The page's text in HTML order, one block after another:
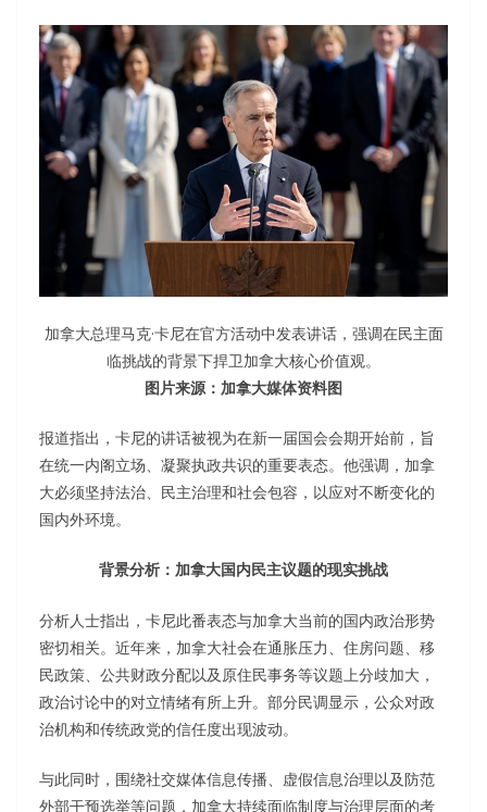
加拿大总理马克·卡尼在官方活动中发表讲话，强调在民主面
临挑战的背景下捍卫加拿大核心价值观。
图片来源：加拿大媒体资料图
报道指出，卡尼的讲话被视为在新一届国会会期开始前，旨
在统一内阁立场、凝聚执政共识的重要表态。他强调，加拿
大必须坚持法治、民主治理和社会包容，以应对不断变化的
国内外环境。
背景分析：加拿大国内民主议题的现实挑战
分析人士指出，卡尼此番表态与加拿大当前的国内政治形势
密切相关。近年来，加拿大社会在通胀压力、住房问题、移
民政策、公共财政分配以及原住民事务等议题上分歧加大，
政治讨论中的对立情绪有所上升。部分民调显示，公众对政
治机构和传统政党的信任度出现波动。
与此同时，围绕社交媒体信息传播、虚假信息治理以及防范
外部干预选举等问题，加拿大持续面临制度与治理层面的考